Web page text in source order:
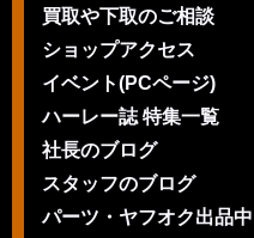
買取や下取のご相談
ショップアクセス
イベント(PCページ)
ハーレー誌 特集一覧
社長のブログ
スタッフのブログ
パーツ・ヤフオク出品中